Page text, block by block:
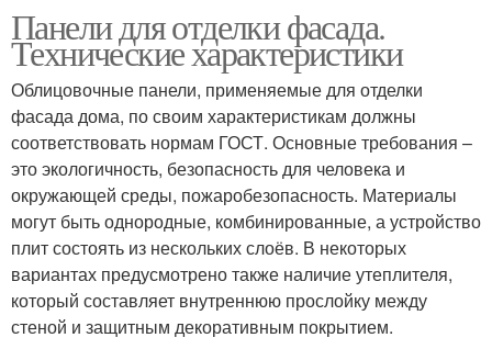
Панели для отделки фасада.
Технические характеристики
Облицовочные панели, применяемые для отделки
фасада дома, по своим характеристикам должны
соответствовать нормам ГОСТ. Основные требования –
это экологичность, безопасность для человека и
окружающей среды, пожаробезопасность. Материалы
могут быть однородные, комбинированные, а устройство
плит состоять из нескольких слоёв. В некоторых
вариантах предусмотрено также наличие утеплителя,
который составляет внутреннюю прослойку между
стеной и защитным декоративным покрытием.